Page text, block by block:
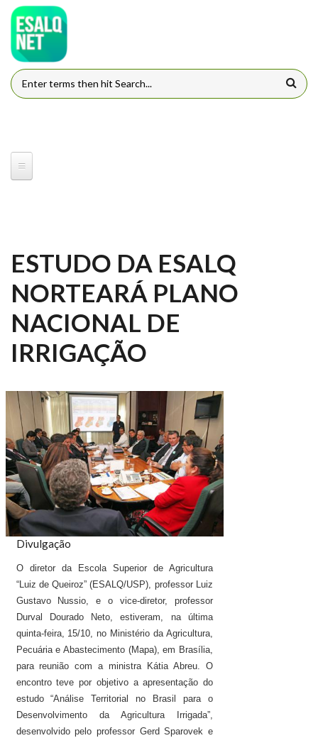
Pular para o conteúdo principal
FORMULÁRIO DE BUSCA
ESTUDO DA ESALQ
NORTEARÁ PLANO
NACIONAL DE
IRRIGAÇÃO
Divulgação
O diretor da Escola Superior de Agricultura
“Luiz de Queiroz” (ESALQ/USP), professor Luiz
Gustavo Nussio, e o vice-diretor, professor
Durval Dourado Neto, estiveram, na última
quinta-feira, 15/10, no Ministério da Agricultura,
Pecuária e Abastecimento (Mapa), em Brasília,
para reunião com a ministra Kátia Abreu. O
encontro teve por objetivo a apresentação do
estudo “Análise Territorial no Brasil para o
Desenvolvimento da Agricultura Irrigada”,
desenvolvido pelo professor Gerd Sparovek e